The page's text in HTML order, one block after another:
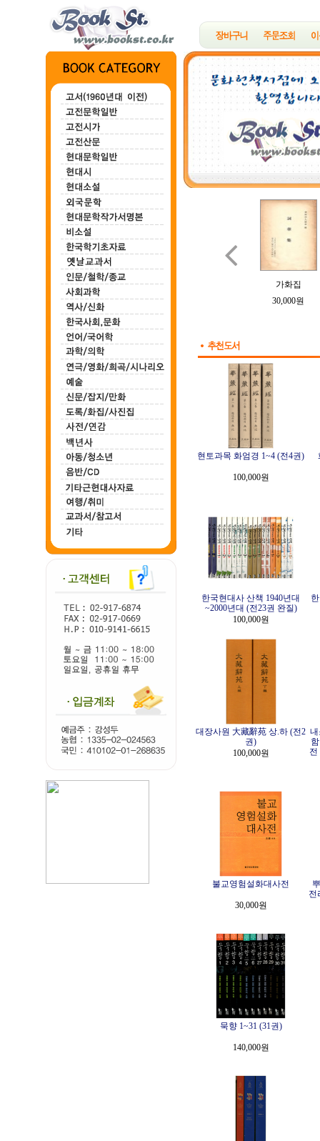
한하운시초
200,000원
정지용시집
700,000원
가화집
30,000원

현토과목 화엄경 1~4 (전4권)
100,000원
한국현대사 산책 1940년대
~2000년대 (전23권 완질)
100,000원
대장사원 大藏辭苑 상.하 (전2
권)
100,000원
내
전
불교영험설화대사전
30,000원
전
묵향 1~31 (31권)
140,000원